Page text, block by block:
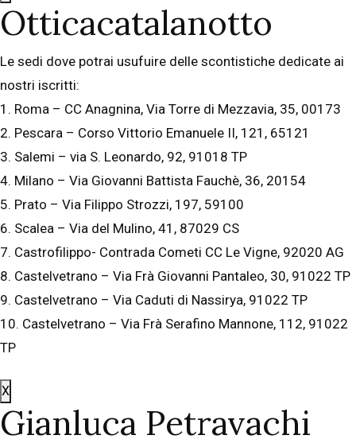
Otticacatalanotto
Le sedi dove potrai usufuire delle scontistiche dedicate ai
nostri iscritti:
1. Roma – CC Anagnina, Via Torre di Mezzavia, 35, 00173
2. Pescara – Corso Vittorio Emanuele II, 121, 65121
3. Salemi – via S. Leonardo, 92, 91018 TP
4. Milano – Via Giovanni Battista Fauchè, 36, 20154
5. Prato – Via Filippo Strozzi, 197, 59100
6. Scalea – Via del Mulino, 41, 87029 CS
7. Castrofilippo- Contrada Cometi CC Le Vigne, 92020 AG
8. Castelvetrano – Via Frà Giovanni Pantaleo, 30, 91022 TP
9. Castelvetrano – Via Caduti di Nassirya, 91022 TP
10. Castelvetrano – Via Frà Serafino Mannone, 112, 91022
TP
X
Gianluca Petravachi